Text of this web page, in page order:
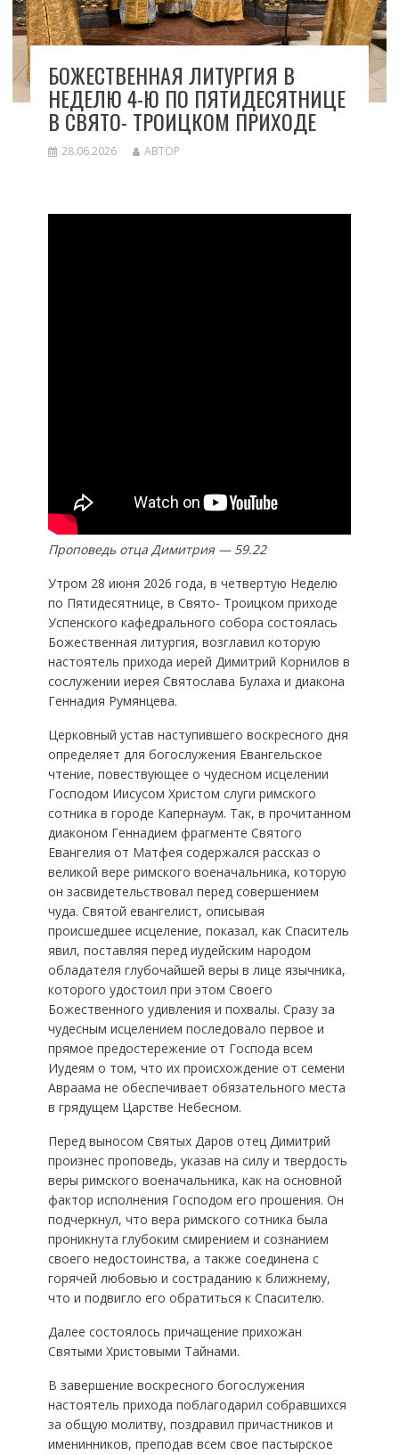
БОЖЕСТВЕННАЯ ЛИТУРГИЯ В
НЕДЕЛЮ 4-Ю ПО ПЯТИДЕСЯТНИЦЕ
В СВЯТО- ТРОИЦКОМ ПРИХОДЕ
28.06.2026 АВТОР
Проповедь отца Димитрия — 59.22
Утром 28 июня 2026 года, в четвертую Неделю
по Пятидесятнице, в Свято- Троицком приходе
Успенского кафедрального собора состоялась
Божественная литургия, возглавил которую
настоятель прихода иерей Димитрий Корнилов в
сослужении иерея Святослава Булаха и диакона
Геннадия Румянцева.
Церковный устав наступившего воскресного дня
определяет для богослужения Евангельское
чтение, повествующее о чудесном исцелении
Господом Иисусом Христом слуги римского
сотника в городе Капернаум. Так, в прочитанном
диаконом Геннадием фрагменте Святого
Евангелия от Матфея содержался рассказ о
великой вере римского военачальника, которую
он засвидетельствовал перед совершением
чуда. Святой евангелист, описывая
происшедшее исцеление, показал, как Спаситель
явил, поставляя перед иудейским народом
обладателя глубочайшей веры в лице язычника,
которого удостоил при этом Своего
Божественного удивления и похвалы. Сразу за
чудесным исцелением последовало первое и
прямое предостережение от Господа всем
Иудеям о том, что их происхождение от семени
Авраама не обеспечивает обязательного места
в грядущем Царстве Небесном.
Перед выносом Святых Даров отец Димитрий
произнес проповедь, указав на силу и твердость
веры римского военачальника, как на основной
фактор исполнения Господом его прошения. Он
подчеркнул, что вера римского сотника была
проникнута глубоким смирением и сознанием
своего недостоинства, а также соединена с
горячей любовью и состраданию к ближнему,
что и подвигло его обратиться к Спасителю.
Далее состоялось причащение прихожан
Святыми Христовыми Тайнами.
В завершение воскресного богослужения
настоятель прихода поблагодарил собравшихся
за общую молитву, поздравил причастников и
именинников, преподав всем свое пастырское